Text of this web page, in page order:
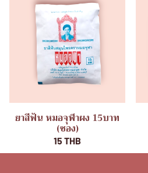
ยาสีฟัน หมอจุฬาผง 15บาท
(ซอง)
15 THB